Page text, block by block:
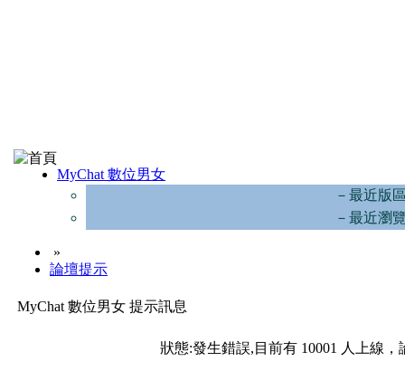
MyChat 數位男女
－最近版
－最近瀏
»
論壇提示
MyChat 數位男女 提示訊息
狀態:發生錯誤,目前有 10001 人上線